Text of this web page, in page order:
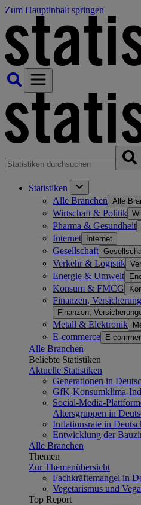
Zum Hauptinhalt springen
Statistiken
Alle Branchen Alle
Wirtschaft & Politik
Pharma & Gesundheit
Internet Internet
Gesellschaft
Verkehr & Logistik
Energie & Umwelt
Konsum & FMCG
Finanzen,
Finanzen,
Metall & Elektronik
E-commerce E-
Alle Branchen
Beliebte Statistiken
Aktuelle Statistiken
Generationen in
GfK-Konsumklima-
Social-Media-
Altersgruppen in
Inflationsrate in
Entwicklung der
Alle Branchen
Themen
Zur Themenübersicht
Fachkräftemangel in
Vegetarismus und
Top Report